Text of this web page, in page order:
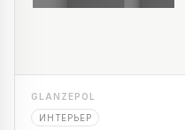
GLANZEPOL
ИНТЕРЬЕР